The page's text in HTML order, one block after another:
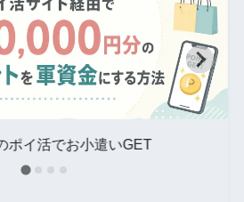
ポイ活でお小遣いGET